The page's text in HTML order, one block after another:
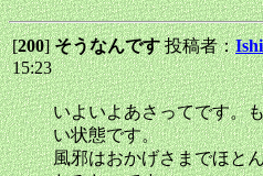
[200]そうなんです投稿者：
15:23
いよいよあさってです。
い状態です。
風邪はおかげさまでほと